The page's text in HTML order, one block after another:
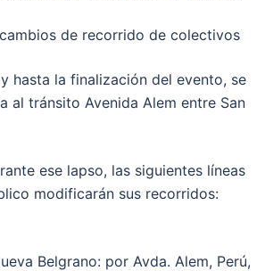
de recorrido de colectivos
hasta la finalización del evento, se
al tránsito Avenida Alem entre San
ese lapso, las siguientes líneas
modificarán sus recorridos:
Belgrano: por Avda. Alem, Perú,